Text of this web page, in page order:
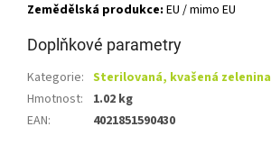
Zemědělská produkce: EU / mimo EU
Doplňkové parametry
Kategorie: Sterilovaná, kvašená zelenina
Hmotnost:
1.02 kg
EAN: 4021851590430